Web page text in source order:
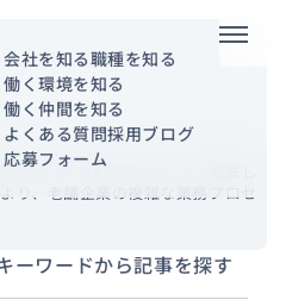
メニュ
情報 chevron_right 採用ブログ
り、老舗企業の複雑な業務プロセ
会社を知る職種を知る
働く環境を知る
働く仲間を知る
よくある質問採用ブログ
応募フォーム
ーワードから記事を探す